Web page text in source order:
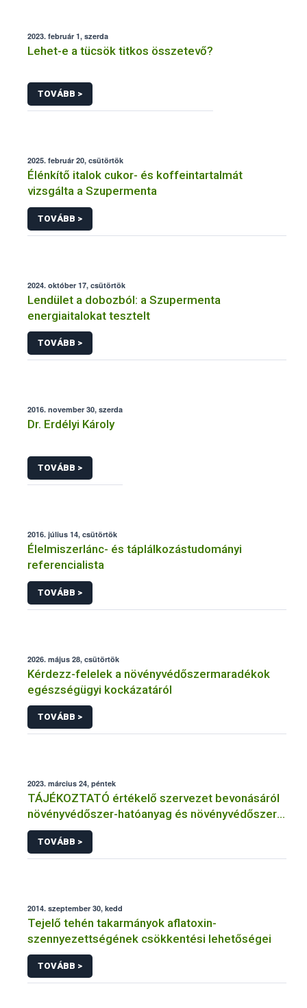
2023. február 1, szerda
Lehet-e a tücsök titkos összetevő?
TOVÁBB >
2025. február 20, csütörtök
Élénkítő italok cukor- és koffeintartalmát
vizsgálta a Szupermenta
TOVÁBB >
2024. október 17, csütörtök
Lendület a dobozból: a Szupermenta
energiaitalokat tesztelt
TOVÁBB >
2016. november 30, szerda
Dr. Erdélyi Károly
TOVÁBB >
2016. július 14, csütörtök
Élelmiszerlánc- és táplálkozástudományi
referencialista
TOVÁBB >
2026. május 28, csütörtök
Kérdezz-felelek a növényvédőszermaradékok
egészségügyi kockázatáról
TOVÁBB >
2023. március 24, péntek
TÁJÉKOZTATÓ értékelő szervezet bevonásáról
növényvédőszer-hatóanyag és növényvédőszer
engedélyezésére, továbbá a meglévő engedély
meghosszabbítására vagy módosítására irányuló
eljárásba
TOVÁBB >
2014. szeptember 30, kedd
Tejelő tehén takarmányok aflatoxin-
szennyezettségének csökkentési lehetőségei
TOVÁBB >